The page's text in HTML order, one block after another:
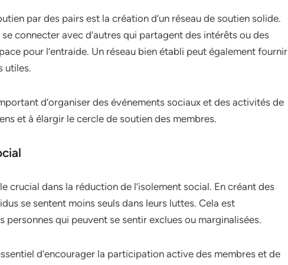
par des pairs est la création d’un réseau de soutien solide.
connecter avec d’autres qui partagent des intérêts ou des
pour l’entraide. Un réseau bien établi peut également fournir
utiles.
d’organiser des événements sociaux et des activités de
et à élargir le cercle de soutien des membres.
crucial dans la réduction de l’isolement social. En créant des
se sentent moins seuls dans leurs luttes. Cela est
qui peuvent se sentir exclues ou marginalisées.
d’encourager la participation active des membres et de